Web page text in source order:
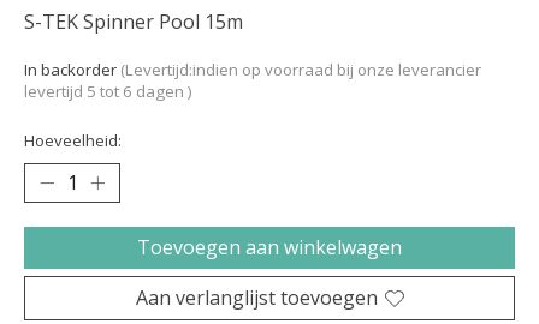
S-TEK Spinner Pool 15m
In backorder (Levertijd:indien op voorraad bij onze leverancier
levertijd 5 tot 6 dagen )
Hoeveelheid:
Toevoegen aan winkelwagen
Aan verlanglijst toevoegen